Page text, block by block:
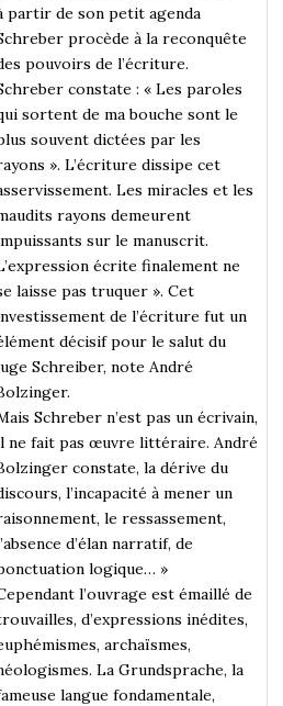
partir de son petit agenda
procède à la reconquête
pouvoirs de l’écriture.
constate : « Les paroles
sortent de ma bouche sont le
souvent dictées par les
». L’écriture dissipe cet
Les miracles et les
rayons demeurent
sur le manuscrit.
écrite finalement ne
laisse pas truquer ». Cet
de l’écriture fut un
décisif pour le salut du
Schreiber, note André
Schreber n’est pas un écrivain,
ne fait pas œuvre littéraire. André
constate, la dérive du
l’incapacité à mener un
le ressassement,
d’élan narratif, de
logique… »
l’ouvrage est émaillé de
d’expressions inédites,
archaïsmes,
La Grundsprache, la
langue fondamentale,